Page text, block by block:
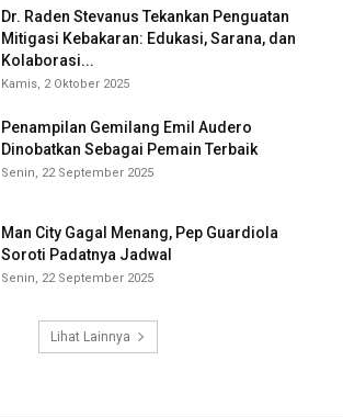
Dr. Raden Stevanus Tekankan Penguatan
Mitigasi Kebakaran: Edukasi, Sarana, dan
Kolaborasi...
Kamis, 2 Oktober 2025
Penampilan Gemilang Emil Audero
Dinobatkan Sebagai Pemain Terbaik
Senin, 22 September 2025
Man City Gagal Menang, Pep Guardiola
Soroti Padatnya Jadwal
Senin, 22 September 2025
Lihat Lainnya